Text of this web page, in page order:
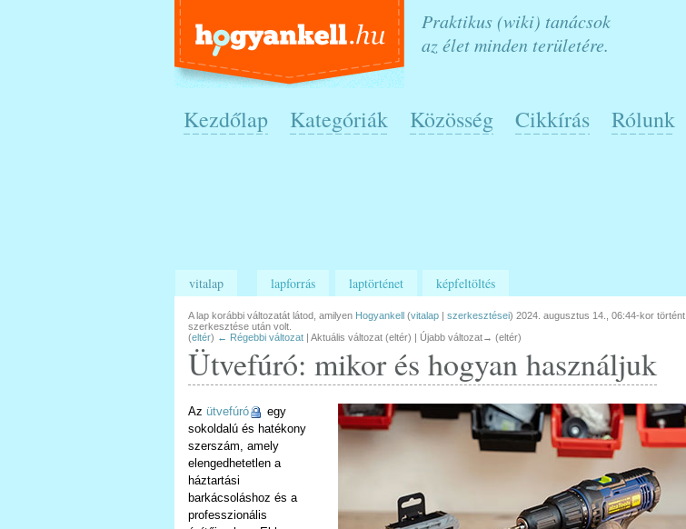
Praktikus (wiki) tanácsok
az élet minden területére.
Kezdőlap Kategóriák Közösség Cikkírás Rólunk
vitalap lapforrás laptörténet képfeltöltés
A lap korábbi változatát látod, amilyen Hogyankell (vitalap | szerkesztései) 2024. augusztus 14., 06:44-kor történt
szerkesztése után volt.
(eltér) ← Régebbi változat | Aktuális változat (eltér) | Újabb változat→ (eltér)
Ütvefúró: mikor és hogyan használjuk
Az ütvefúró
egy
sokoldalú és hatékony
szerszám, amely
elengedhetetlen a
háztartási
barkácsoláshoz és a
professzionális